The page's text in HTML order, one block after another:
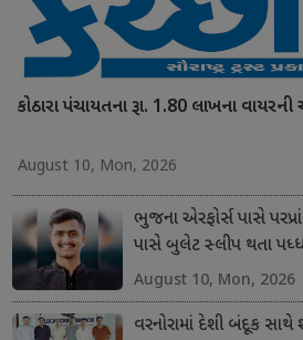
કોઠારા પંચાયતના રૂા. 1.80 લાખના વાયરની
August 10, Mon, 2026
ભુજના એરફોર્સ પાસે
પાસે બુલેટ સ્લીપ થતા
August 10, Mon, 2026
વરનોરામાં દેશી બંદૂક